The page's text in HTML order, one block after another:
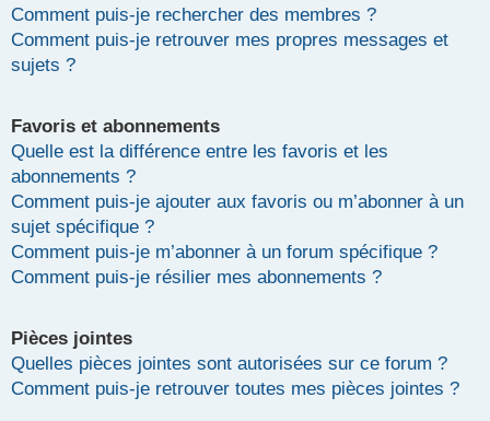
Comment puis-je rechercher des membres ?
Comment puis-je retrouver mes propres messages et
sujets ?
Favoris et abonnements
Quelle est la différence entre les favoris et les
abonnements ?
Comment puis-je ajouter aux favoris ou m’abonner à un
sujet spécifique ?
Comment puis-je m’abonner à un forum spécifique ?
Comment puis-je résilier mes abonnements ?
Pièces jointes
Quelles pièces jointes sont autorisées sur ce forum ?
Comment puis-je retrouver toutes mes pièces jointes ?